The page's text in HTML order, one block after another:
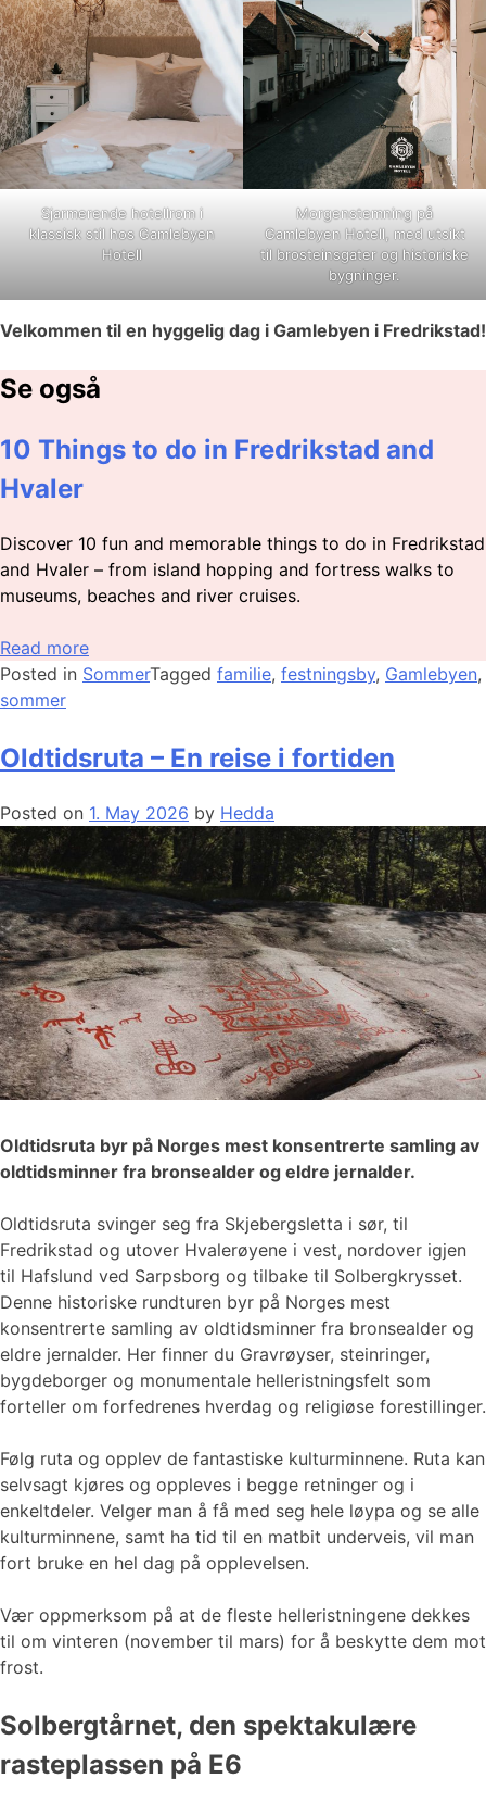
Sjarmerende hotellrom i
klassisk stil hos Gamlebyen
Hotell
Morgenstemning på
Gamlebyen Hotell, med utsikt
til brosteinsgater og historiske
bygninger.
Velkommen til en hyggelig dag i Gamlebyen i Fredrikstad!
Se også
10 Things to do in Fredrikstad and
Hvaler
Discover 10 fun and memorable things to do in Fredrikstad
and Hvaler – from island hopping and fortress walks to
museums, beaches and river cruises.
Read more
Posted in SommerTagged familie, festningsby, Gamlebyen,
sommer
Oldtidsruta – En reise i fortiden
Posted on 1. May 2026 by Hedda
Oldtidsruta byr på Norges mest konsentrerte samling av
oldtidsminner fra bronsealder og eldre jernalder.
Oldtidsruta svinger seg fra Skjebergsletta i sør, til
Fredrikstad og utover Hvalerøyene i vest, nordover igjen
til Hafslund ved Sarpsborg og tilbake til Solbergkrysset.
Denne historiske rundturen byr på Norges mest
konsentrerte samling av oldtidsminner fra bronsealder og
eldre jernalder. Her finner du Gravrøyser, steinringer,
bygdeborger og monumentale helleristningsfelt som
forteller om forfedrenes hverdag og religiøse forestillinger.
Følg ruta og opplev de fantastiske kulturminnene. Ruta kan
selvsagt kjøres og oppleves i begge retninger og i
enkeltdeler. Velger man å få med seg hele løypa og se alle
kulturminnene, samt ha tid til en matbit underveis, vil man
fort bruke en hel dag på opplevelsen.
Vær oppmerksom på at de fleste helleristningene dekkes
til om vinteren (november til mars) for å beskytte dem mot
frost.
Solbergtårnet, den spektakulære
rasteplassen på E6